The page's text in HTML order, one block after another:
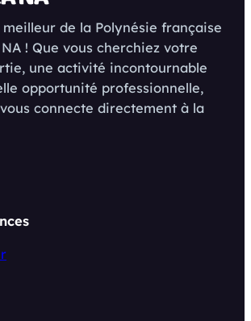
meilleur de la Polynésie française
! Que vous cherchiez votre
une activité incontournable
opportunité professionnelle,
connecte directement à la